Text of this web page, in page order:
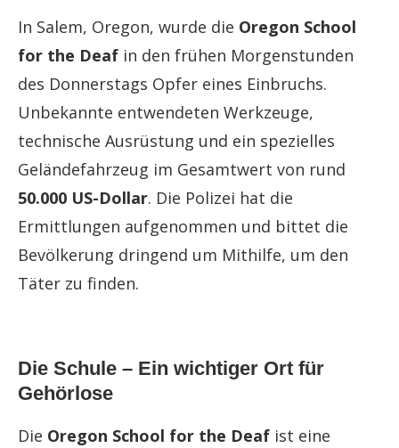
In Salem, Oregon, wurde die Oregon School
for the Deaf in den frühen Morgenstunden
des Donnerstags Opfer eines Einbruchs.
Unbekannte entwendeten Werkzeuge,
technische Ausrüstung und ein spezielles
Geländefahrzeug im Gesamtwert von rund
50.000 US-Dollar. Die Polizei hat die
Ermittlungen aufgenommen und bittet die
Bevölkerung dringend um Mithilfe, um den
Täter zu finden.
Die Schule – Ein wichtiger Ort für
Gehörlose
Die Oregon School for the Deaf ist eine